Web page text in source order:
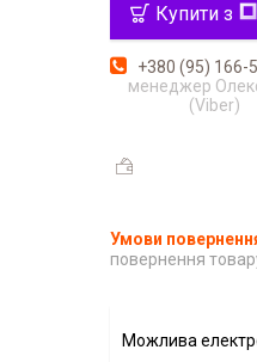
Купити з
+380 (95) 166-
менеджер
(Viber)
повернення